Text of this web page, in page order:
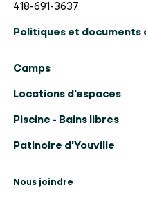
418-691-3637
Politiques et documents
Camps
Locations d'espaces
Piscine - Bains libres
Patinoire d'Youville
Nous joindre